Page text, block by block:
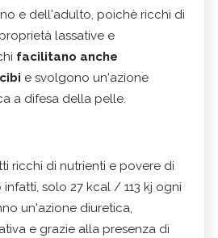
e dell'adulto, poichè ricchi di
lassative e
facilitano anche
e svolgono un'azione
a difesa della pelle.
ricchi di nutrienti e povere di
solo 27 kcal / 113 kj ogni
un'azione diuretica,
e grazie alla presenza di